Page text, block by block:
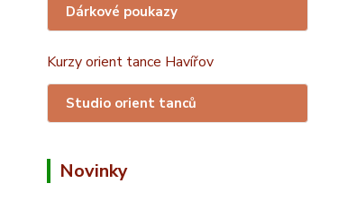
Dárkové poukazy
Kurzy orient tance Havířov
Studio orient tanců
Novinky